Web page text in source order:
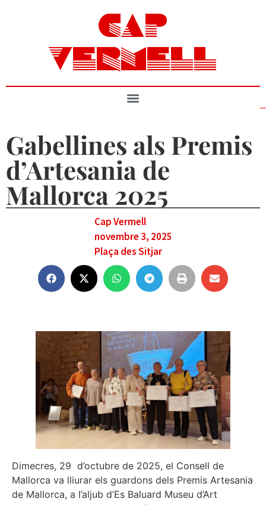
CAP
VERMELL
Gabellines als Premis
d’Artesania de
Mallorca 2025
Cap Vermell
novembre 3, 2025
Plaça des Sitjar
Dimecres, 29 d’octubre de 2025, el Consell de
Mallorca va lliurar els guardons dels Premis Artesania
de Mallorca, a l’aljub d’Es Baluard Museu d’Art